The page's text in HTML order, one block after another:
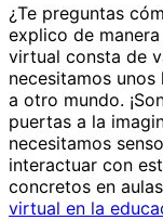
¿Te preguntas
explico de
virtual consta de
necesitamos
a otro mundo.
puertas a la
necesitamos
interactuar con
concretos en
virtual en la